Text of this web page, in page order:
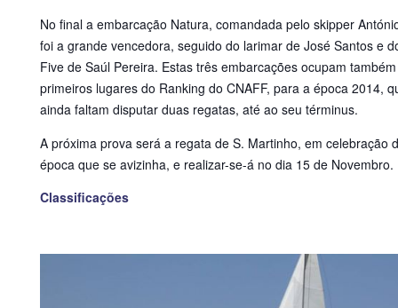
No final a embarcação Natura, comandada pelo skipper
foi a grande vencedora, seguido do larimar de José Santos e
Five de Saúl Pereira. Estas três embarcações ocupam
primeiros lugares do Ranking do CNAFF, para a época 2014,
ainda faltam disputar duas regatas, até ao seu términus.
A próxima prova será a regata de S. Martinho, em celebração
época que se avizinha, e realizar-se-á no dia 15 de Novembro.
Classificações